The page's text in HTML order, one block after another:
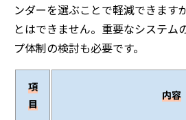
ンダーを選ぶことで軽減できます
とはできません。重要なシステム
プ体制の検討も必要です。
項
目
内容